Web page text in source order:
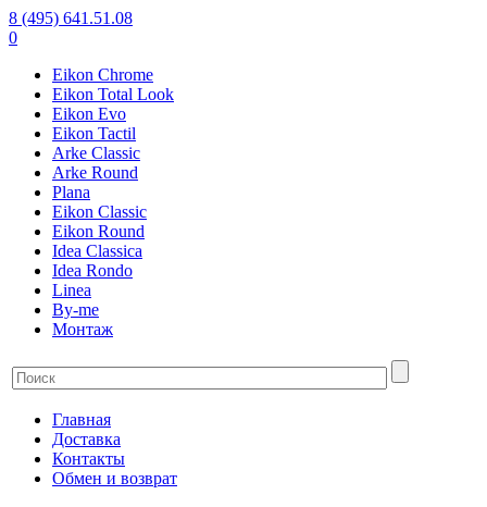
8 (495) 641.51.08
0
Eikon Chrome
Eikon Total Look
Eikon Evo
Eikon Tactil
Arke Classic
Arke Round
Plana
Eikon Classic
Eikon Round
Idea Classica
Idea Rondo
Linea
By-me
Монтаж
Главная
Доставка
Контакты
Обмен и возврат